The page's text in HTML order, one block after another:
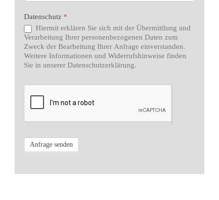
Datenschutz *
Hiermit erklären Sie sich mit der Übermittlung und
Verarbeitung Ihrer personenbezogenen Daten zum
Zweck der Bearbeitung Ihrer Anfrage einverstanden.
Weitere Informationen und Widerrufshinweise finden
Sie in unserer Datenschutzerklärung.
Anfrage senden